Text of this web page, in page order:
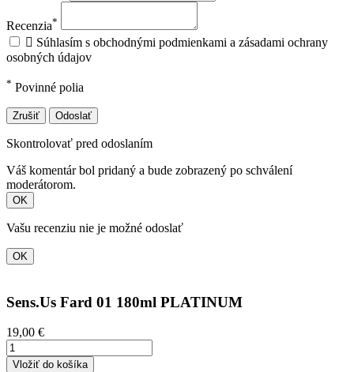
Recenzia*
 Súhlasím s obchodnými podmienkami a zásadami ochrany
osobných údajov
* Povinné polia
Zrušiť Odoslať
Skontrolovať pred odoslaním
Váš komentár bol pridaný a bude zobrazený po schválení
moderátorom.
OK
Vašu recenziu nie je možné odoslať
OK
Sens.Us Fard 01 180ml PLATINUM
19,00 €
Vložiť do košíka